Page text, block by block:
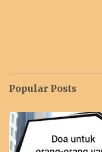
Popular Posts